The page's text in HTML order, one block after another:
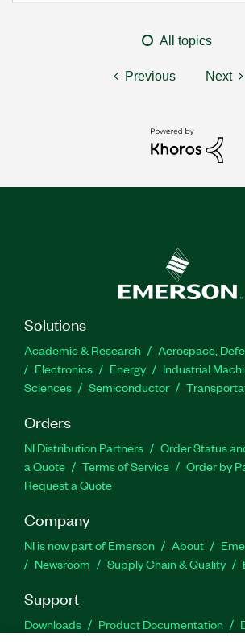
All topics
Previous Next
Solutions
Academic & Research
Aerospace,
Electronics
Energy Industrial
Sciences
Semiconductor
Orders
NI Distribution Partners Order Status
a Quote
Terms of Service
Order by
Request a Quote
Company
NI is now part of Emerson About
Newsroom
Supply Chain & Quality
Support
Downloads Product Documentation